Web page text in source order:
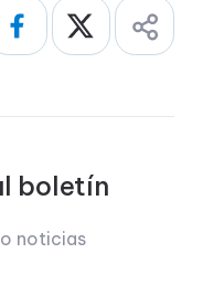
boletín
noticias